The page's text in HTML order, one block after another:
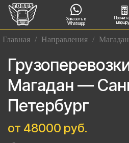
Заказать в
Whatsapp
Главная / Направления /
Магадан —
Петербург
от 48000 руб.